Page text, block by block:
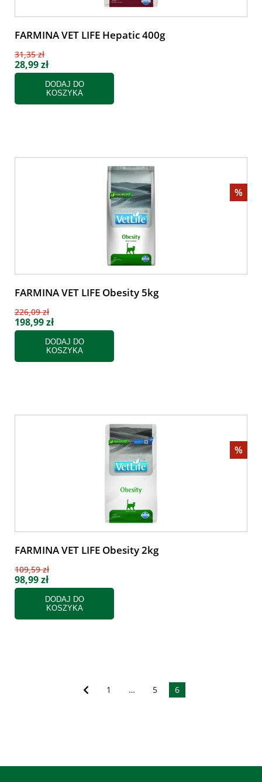
FARMINA VET LIFE Hepatic 400g
31,35 zł
28,99 zł
DODAJ DO
KOSZYKA
%
FARMINA VET LIFE Obesity 5kg
226,09 zł
198,99 zł
DODAJ DO
KOSZYKA
%
FARMINA VET LIFE Obesity 2kg
109,59 zł
98,99 zł
DODAJ DO
KOSZYKA
1 … 5 6